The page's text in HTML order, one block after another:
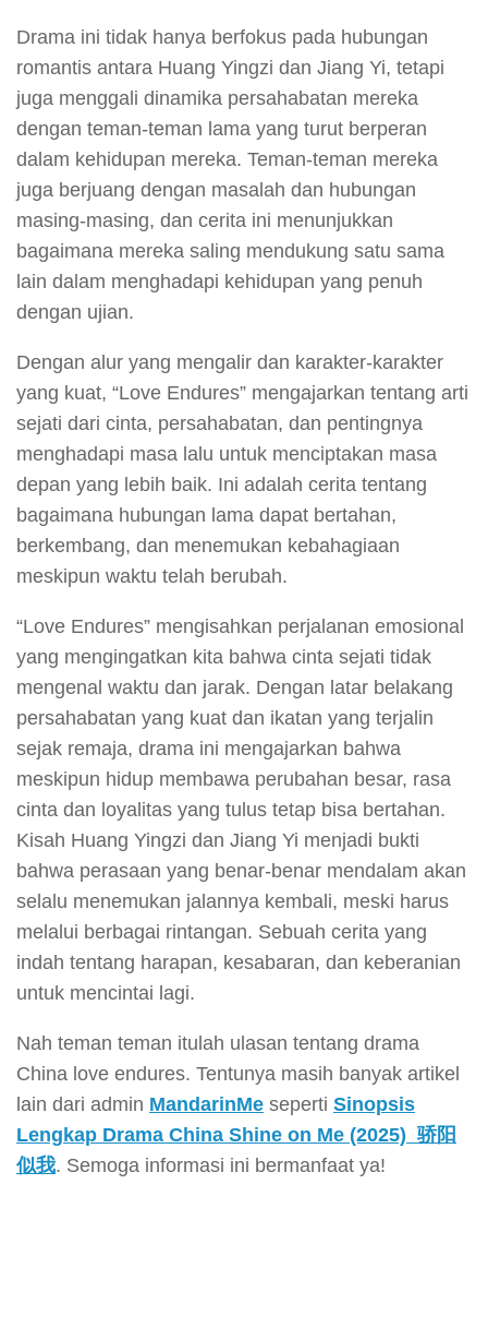
Drama ini tidak hanya berfokus pada hubungan
romantis antara Huang Yingzi dan Jiang Yi, tetapi
juga menggali dinamika persahabatan mereka
dengan teman-teman lama yang turut berperan
dalam kehidupan mereka. Teman-teman mereka
juga berjuang dengan masalah dan hubungan
masing-masing, dan cerita ini menunjukkan
bagaimana mereka saling mendukung satu sama
lain dalam menghadapi kehidupan yang penuh
dengan ujian.
Dengan alur yang mengalir dan karakter-karakter
yang kuat, “Love Endures” mengajarkan tentang arti
sejati dari cinta, persahabatan, dan pentingnya
menghadapi masa lalu untuk menciptakan masa
depan yang lebih baik. Ini adalah cerita tentang
bagaimana hubungan lama dapat bertahan,
berkembang, dan menemukan kebahagiaan
meskipun waktu telah berubah.
“Love Endures” mengisahkan perjalanan emosional
yang mengingatkan kita bahwa cinta sejati tidak
mengenal waktu dan jarak. Dengan latar belakang
persahabatan yang kuat dan ikatan yang terjalin
sejak remaja, drama ini mengajarkan bahwa
meskipun hidup membawa perubahan besar, rasa
cinta dan loyalitas yang tulus tetap bisa bertahan.
Kisah Huang Yingzi dan Jiang Yi menjadi bukti
bahwa perasaan yang benar-benar mendalam akan
selalu menemukan jalannya kembali, meski harus
melalui berbagai rintangan. Sebuah cerita yang
indah tentang harapan, kesabaran, dan keberanian
untuk mencintai lagi.
Nah teman teman itulah ulasan tentang drama
China love endures. Tentunya masih banyak artikel
lain dari admin MandarinMe seperti Sinopsis
Lengkap Drama China Shine on Me (2025) 骄阳
似我. Semoga informasi ini bermanfaat ya!